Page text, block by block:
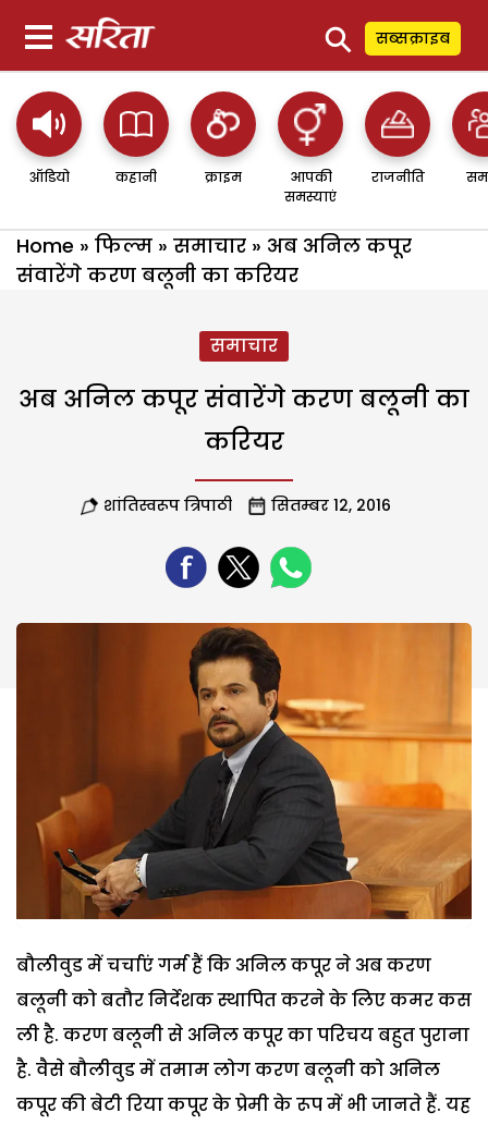
⚲ सब्सक्राइब
ऑडियो कहानी क्राइम
आपकी
समस्याएं
राजनीति
Home » फिल्म » समाचार » अब अनिल कपूर
संवारेंगे करण बलूनी का करियर
समाचार
अब अनिल कपूर संवारेंगे करण बलूनी का
करियर
शांतिस्वरूप त्रिपाठी सितम्बर 12, 2016
बौलीवुड में चर्चाएं गर्म हैं कि अनिल कपूर ने अब करण
बलूनी को बतौर निर्देशक स्थापित करने के लिए कमर कस
ली है. करण बलूनी से अनिल कपूर का परिचय बहुत पुराना
है. वैसे बौलीवुड में तमाम लोग करण बलूनी को अनिल
कपूर की बेटी रिया कपूर के प्रेमी के रूप में भी जानते हैं. यह